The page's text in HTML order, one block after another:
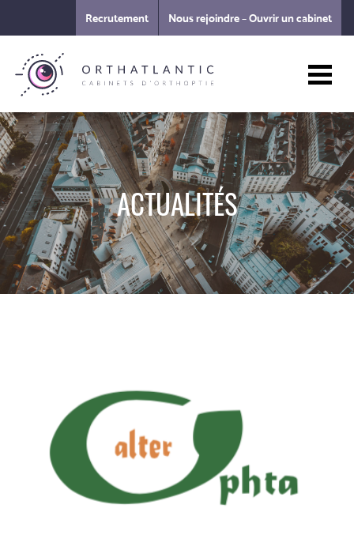
Recrutement Nous rejoindre – Ouvrir un cabinet
ACTUALITÉS